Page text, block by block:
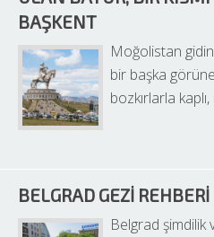
BAŞKENT
Moğolistan
bir başka
bozkırlarla
BELGRAD GEZI REHBERI
Belgrad şimdilik